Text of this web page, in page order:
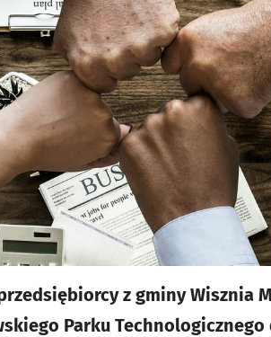
z gminy Wisznia
Parku Technologicznego